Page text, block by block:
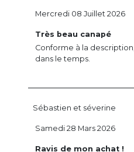
Très beau canapé
Conforme à la
dans le temps.
Mercredi 08 Juillet 2026
Sébastien et séverine
Ravis de mon achat !
Samedi 28 Mars 2026